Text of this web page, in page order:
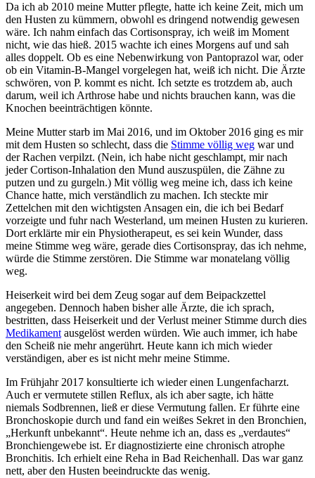
Da ich ab 2010 meine Mutter pflegte, hatte ich keine Zeit, mich um
den Husten zu kümmern, obwohl es dringend notwendig gewesen
wäre. Ich nahm einfach das Cortisonspray, ich weiß im Moment
nicht, wie das hieß. 2015 wachte ich eines Morgens auf und sah
alles doppelt. Ob es eine Nebenwirkung von Pantoprazol war, oder
ob ein Vitamin-B-Mangel vorgelegen hat, weiß ich nicht. Die Ärzte
schwören, von P. kommt es nicht. Ich setzte es trotzdem ab, auch
darum, weil ich Arthrose habe und nichts brauchen kann, was die
Knochen beeinträchtigen könnte.
Meine Mutter starb im Mai 2016, und im Oktober 2016 ging es mir
mit dem Husten so schlecht, dass die Stimme völlig weg war und
der Rachen verpilzt. (Nein, ich habe nicht geschlampt, mir nach
jeder Cortison-Inhalation den Mund auszuspülen, die Zähne zu
putzen und zu gurgeln.) Mit völlig weg meine ich, dass ich keine
Chance hatte, mich verständlich zu machen. Ich steckte mir
Zettelchen mit den wichtigsten Ansagen ein, die ich bei Bedarf
vorzeigte und fuhr nach Westerland, um meinen Husten zu kurieren.
Dort erklärte mir ein Physiotherapeut, es sei kein Wunder, dass
meine Stimme weg wäre, gerade dies Cortisonspray, das ich nehme,
würde die Stimme zerstören. Die Stimme war monatelang völlig
weg.
Heiserkeit wird bei dem Zeug sogar auf dem Beipackzettel
angegeben. Dennoch haben bisher alle Ärzte, die ich sprach,
bestritten, dass Heiserkeit und der Verlust meiner Stimme durch dies
Medikament ausgelöst werden würden. Wie auch immer, ich habe
den Scheiß nie mehr angerührt. Heute kann ich mich wieder
verständigen, aber es ist nicht mehr meine Stimme.
Im Frühjahr 2017 konsultierte ich wieder einen Lungenfacharzt.
Auch er vermutete stillen Reflux, als ich aber sagte, ich hätte
niemals Sodbrennen, ließ er diese Vermutung fallen. Er führte eine
Bronchoskopie durch und fand ein weißes Sekret in den Bronchien,
„Herkunft unbekannt“. Heute nehme ich an, dass es „verdautes“
Bronchiengewebe ist. Er diagnostizierte eine chronisch atrophe
Bronchitis. Ich erhielt eine Reha in Bad Reichenhall. Das war ganz
nett, aber den Husten beeindruckte das wenig.